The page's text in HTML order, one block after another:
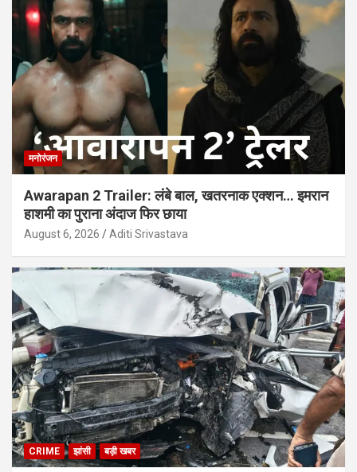
मनोरंजन
Awarapan 2 Trailer: लंबे बाल, खतरनाक एक्शन… इमरान
हाशमी का पुराना अंदाज फिर छाया
August 6, 2026 Aditi Srivastava
CRIME झांसी बड़ी खबर